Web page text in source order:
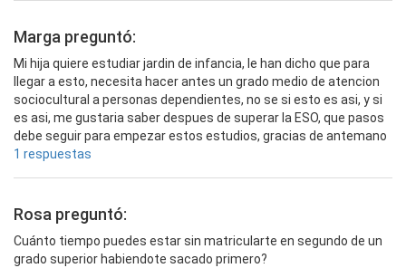
Marga preguntó:
Mi hija quiere estudiar jardin de infancia, le han dicho que para
llegar a esto, necesita hacer antes un grado medio de atencion
sociocultural a personas dependientes, no se si esto es asi, y si
es asi, me gustaria saber despues de superar la ESO, que pasos
debe seguir para empezar estos estudios, gracias de antemano
1 respuestas
Rosa preguntó:
Cuánto tiempo puedes estar sin matricularte en segundo de un
grado superior habiendote sacado primero?